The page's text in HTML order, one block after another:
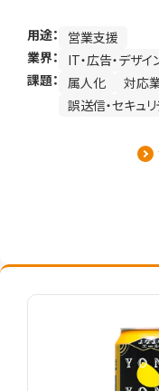
用途：
営業支援
業界：
IT・広告・デザイ
課題： 属人化
対応
誤送信・セキュリ